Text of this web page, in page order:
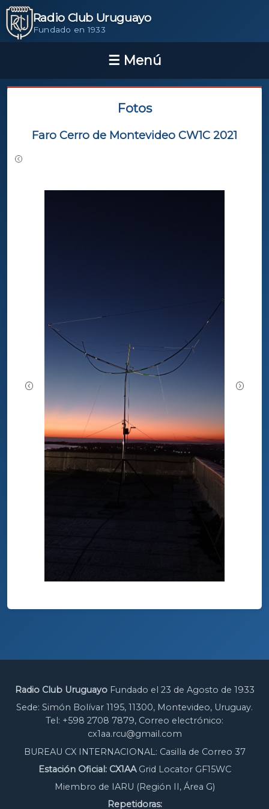
Radio Club Uruguayo
Fundado en 1933
Fotos
Faro Cerro de Montevideo CW1C 2021
Radio Club UruguayoFundado el 23 de Agosto de 1933
Sede: Simón Bolívar 1195, 11300, Montevideo, Uruguay.
Tel: +598 2708 7879, Correo electrónico:
cx1aa.rcu@gmail.com
BUREAU CX INTERNACIONAL: Casilla de Correo 37
Estación Oficial: CX1AAGrid Locator GF15WC
Miembro de IARU (Región II, Área G)
Repetidoras: